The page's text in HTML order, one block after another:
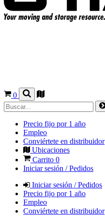
0
Precio fijo por 1 año
Empleo
Conviértete en distribuidor
Ubicaciones
Carrito 0
Iniciar sesión / Pedidos
Iniciar sesión / Pedidos
Precio fijo por 1 año
Empleo
Conviértete en distribuidor